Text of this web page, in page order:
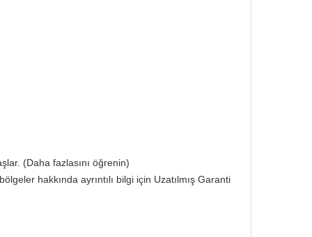
(Daha fazlasını öğrenin)
hakkında ayrıntılı bilgi için Uzatılmış Garanti